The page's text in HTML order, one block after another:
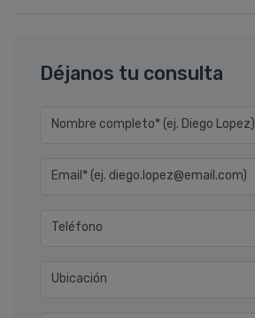
Déjanos tu consulta
Nombre completo* (ej. Diego Lopez)
Email* (ej. diego.lopez@email.com)
Teléfono
Ubicación